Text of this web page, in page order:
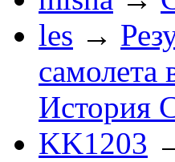
les →
самолета
История
KK1203